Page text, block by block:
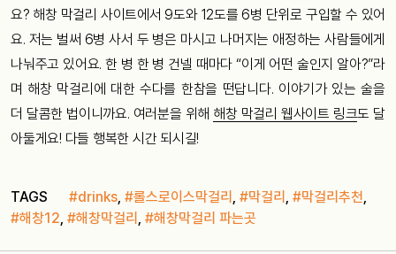
요? 해창 막걸리 사이트에서 9도와 12도를 6병 단위로 구입할 수 있어
요. 저는 벌써 6병 사서 두 병은 마시고 나머지는 애정하는 사람들에게
나눠주고 있어요. 한 병 한 병 건넬 때마다 “이게 어떤 술인지 알아?”라
며 해창 막걸리에 대한 수다를 한참을 떤답니다. 이야기가 있는 술을
더 달콤한 법이니까요. 여러분을 위해 해창 막걸리 웹사이트 링크도 달
아둘게요! 다들 행복한 시간 되시길!
TAGS #drinks, #롤스로이스막걸리 , #막걸리 , #막걸리추천,
#해창12, #해창막걸리 , #해창막걸리 파는곳